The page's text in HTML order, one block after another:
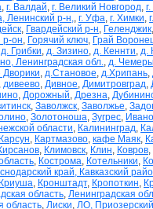
, г. Валдай, г. Великий Новгород,
Ленинский р-н,, г. Уфа, г. Химки,
, Гвардейский р-н, Геленджик,
р-он, Горячий ключ, Грай
д. Грибки, д. Зизино, д. Кеннти, д.
Ленинградская обл., д. Чемеры
, д.Становое, д.Хрипань,
, дивеево, Дивное, Димитровград,
, Дорожный, Дрезна,
, Заволжск, Заволжье,
, Золотоноша, Зугрес,
области, Калининград,
Карсун, Картмазово, кафе Маяк,
, Климовск, Клин, Ковров,
, Кострома, Котельники,
край, Кавказский
Криуша, Кронштадт, Кропоткин,
область, Ленинградская
область, Лиски, ЛО,